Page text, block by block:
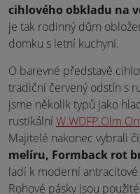
cihlového obkladu na
je tak rodinný dům
domku s letní kuchyní.
O barevné představě
tradiční červený odstín s
jsme několik typů jako
rustikálníW.WDFP.Olm
Majitelé nakonec vybrali
melíru, Formback rot
ladí k moderní
Rohové pásky jsou